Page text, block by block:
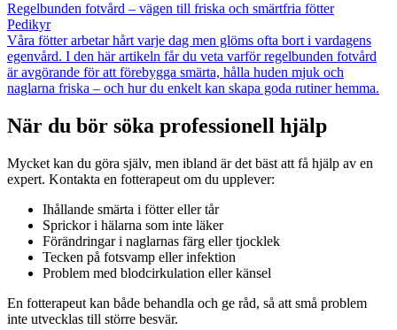
Regelbunden fotvård – vägen till friska och smärtfria fötter
Pedikyr
Våra fötter arbetar hårt varje dag men glöms ofta bort i vardagens
egenvård. I den här artikeln får du veta varför regelbunden fotvård
är avgörande för att förebygga smärta, hålla huden mjuk och
naglarna friska – och hur du enkelt kan skapa goda rutiner hemma.
När du bör söka professionell hjälp
Mycket kan du göra själv, men ibland är det bäst att få hjälp av en
expert. Kontakta en fotterapeut om du upplever:
Ihållande smärta i fötter eller tår
Sprickor i hälarna som inte läker
Förändringar i naglarnas färg eller tjocklek
Tecken på fotsvamp eller infektion
Problem med blodcirkulation eller känsel
En fotterapeut kan både behandla och ge råd, så att små problem
inte utvecklas till större besvär.